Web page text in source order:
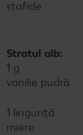
stafide
Stratul alb:
1 g
vanilie pudră
1 linguriță
miere